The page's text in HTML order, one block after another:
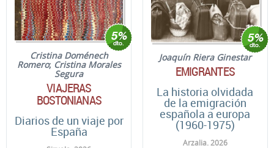
Cristina Doménech
Romero; Cristina Morales
Segura
VIAJERAS
BOSTONIANAS
Diarios de un viaje por
España
Joaquín Riera Ginestar
EMIGRANTES
La historia olvidada
de la emigración
española a europa
(1960-1975)
Arzalia. 2026